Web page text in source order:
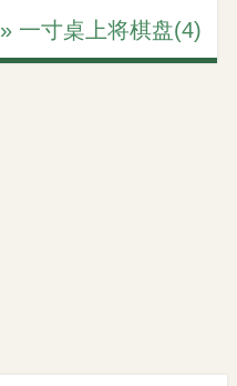
» 一寸桌上将棋盘(4)